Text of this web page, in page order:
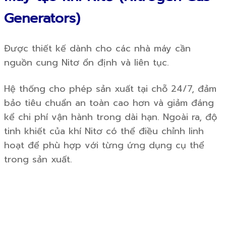
Generators)
Được thiết kế dành cho các nhà máy cần
nguồn cung Nitơ ổn định và liên tục.
Hệ thống cho phép sản xuất tại chỗ 24/7, đảm
bảo tiêu chuẩn an toàn cao hơn và giảm đáng
kể chi phí vận hành trong dài hạn. Ngoài ra, độ
tinh khiết của khí Nitơ có thể điều chỉnh linh
hoạt để phù hợp với từng ứng dụng cụ thể
trong sản xuất.